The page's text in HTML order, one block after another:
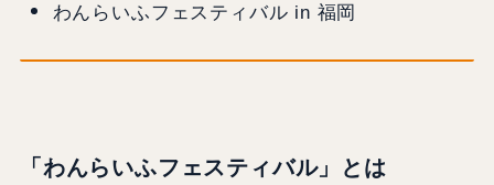
わんらいふフェスティバル in 福岡
「わんらいふフェスティバル」とは